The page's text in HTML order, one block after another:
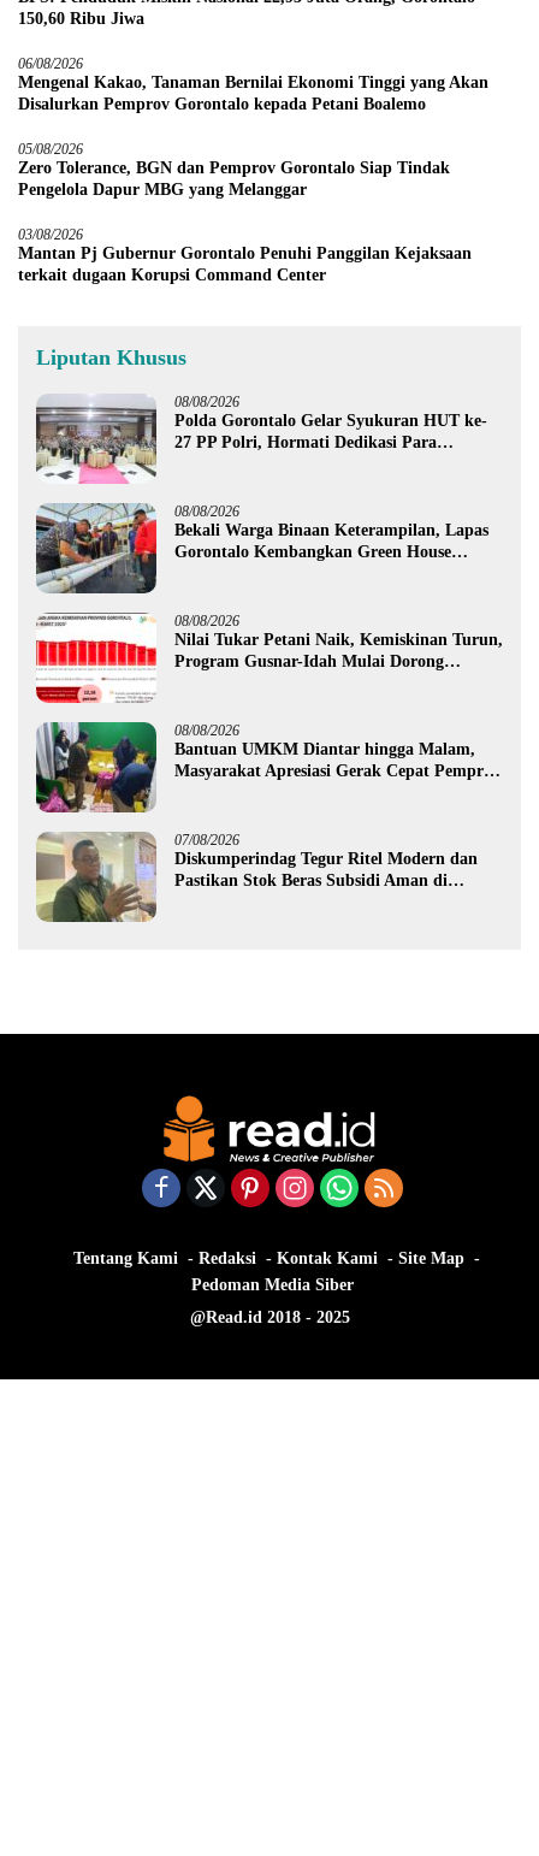
150,60 Ribu Jiwa
06/08/2026
Mengenal Kakao, Tanaman Bernilai Ekonomi Tinggi yang Akan
Disalurkan Pemprov Gorontalo kepada Petani Boalemo
05/08/2026
Zero Tolerance, BGN dan Pemprov Gorontalo Siap Tindak
Pengelola Dapur MBG yang Melanggar
03/08/2026
Mantan Pj Gubernur Gorontalo Penuhi Panggilan Kejaksaan
terkait dugaan Korupsi Command Center
Liputan Khusus
08/08/2026
Polda Gorontalo Gelar Syukuran HUT ke-
27 PP Polri, Hormati Dedikasi Para
08/08/2026
Bekali Warga Binaan Keterampilan, Lapas
Gorontalo Kembangkan Green House
08/08/2026
Nilai Tukar Petani Naik, Kemiskinan Turun,
Program Gusnar-Idah Mulai Dorong
08/08/2026
Bantuan UMKM Diantar hingga Malam,
Masyarakat Apresiasi Gerak Cepat Pemprov
07/08/2026
Diskumperindag Tegur Ritel Modern dan
Pastikan Stok Beras Subsidi Aman di
Tentang Kami Redaksi Kontak Kami
Site Map
Pedoman Media Siber
@Read.id 2018 - 2025